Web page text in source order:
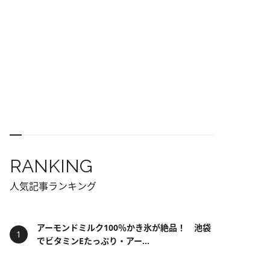
RANKING
人気記事ランキング
アーモンドミルク100％かき氷が絶品！ 池袋
でビタミンEたっぷり・アー...